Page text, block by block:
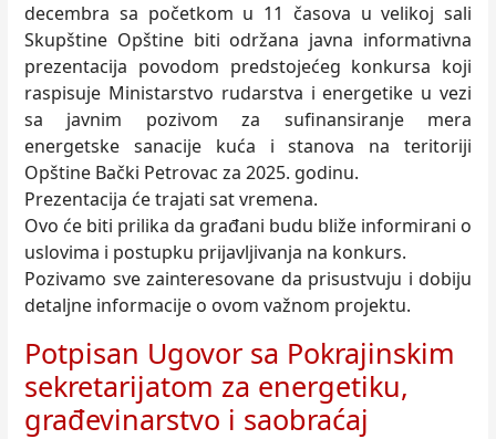
decembra sa početkom u 11 časova u velikoj sali
Skupštine Opštine biti održana javna informativna
prezentacija povodom predstojećeg konkursa koji
raspisuje Ministarstvo rudarstva i energetike u vezi
sa javnim pozivom za sufinansiranje mera
energetske sanacije kuća i stanova na teritoriji
Opštine Bački Petrovac za 2025. godinu.
Prezentacija će trajati sat vremena.
Ovo će biti prilika da građani budu bliže informirani o
uslovima i postupku prijavljivanja na konkurs.
Pozivamo sve zainteresovane da prisustvuju i dobiju
detaljne informacije o ovom važnom projektu.
Potpisan Ugovor sa Pokrajinskim
sekretarijatom za energetiku,
građevinarstvo i saobraćaj